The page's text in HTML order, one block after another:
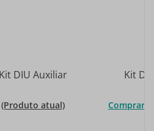
Kit DIU Auxiliar Kit
(Produto atual) Comprar